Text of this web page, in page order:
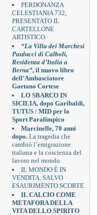
PERDONANZA
CELESTIANIA 732,
PRESENTATO IL
CARTELLONE
ARTISTICO.
“La Villa dei Marchesi
Paulucci di Calboli,
Residenza d’Italia a
Berna”, il nuovo libro
dell’Ambasciatore
Gaetano Cortese
LO SBARCO IN
SICILIA, dopo Garibaldi,
TUTUS / MID per lo
Sport Paralimpico
Marcinelle, 70 anni
dopo. La tragedia che
cambiò l’emigrazione
italiana e la coscienza del
lavoro nel mondo
IL MONDO È IN
VENDITA. SALVO
ESAURIMENTO SCORTE
IL CALCIO COME
METAFORA DELLA
VITA DELLO SPIRITO